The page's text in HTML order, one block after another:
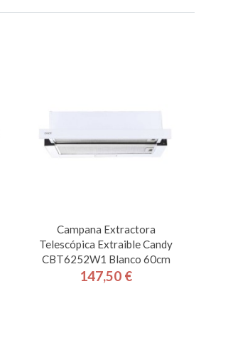
Campana Extractora
Telescópica Extraible Candy
CBT6252W1 Blanco 60cm
Precio
147,50 €